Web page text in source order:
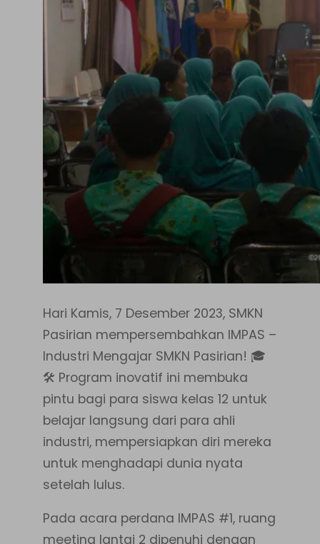
Hari Kamis, 7 Desember 2023, SMKN
Pasirian mempersembahkan IMPAS –
Industri Mengajar SMKN Pasirian! 🎓
🛠️ Program inovatif ini membuka
pintu bagi para siswa kelas 12 untuk
belajar langsung dari para ahli
industri, mempersiapkan diri mereka
untuk menghadapi dunia nyata
setelah lulus.
Pada acara perdana IMPAS #1, ruang
meeting lantai 2 dipenuhi dengan